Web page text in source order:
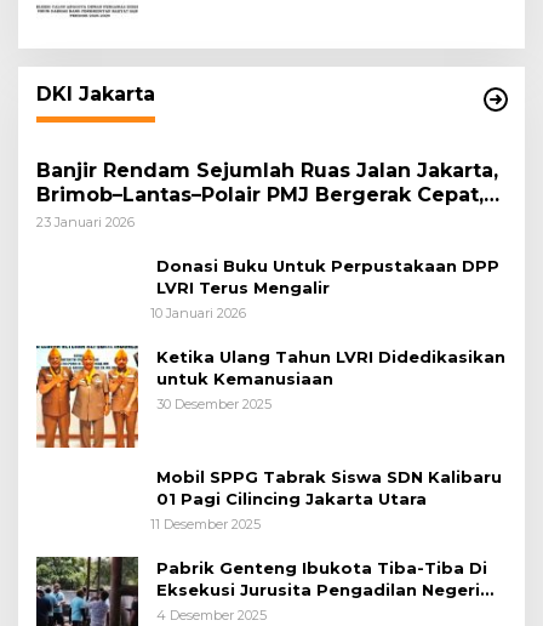
DKI Jakarta
Banjir Rendam Sejumlah Ruas Jalan Jakarta,
Brimob–Lantas–Polair PMJ Bergerak Cepat,
Polri Siagakan 128.247 Personel Secara
23 Januari 2026
Donasi Buku Untuk Perpustakaan DPP
LVRI Terus Mengalir
10 Januari 2026
Ketika Ulang Tahun LVRI Didedikasikan
untuk Kemanusiaan
30 Desember 2025
Mobil SPPG Tabrak Siswa SDN Kalibaru
01 Pagi Cilincing Jakarta Utara
11 Desember 2025
Pabrik Genteng Ibukota Tiba-Tiba Di
Eksekusi Jurusita Pengadilan Negeri
Tangerang, Diduga Cacat Hukum Sejak
4 Desember 2025